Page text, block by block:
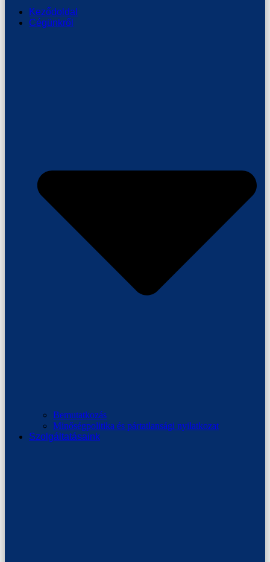
Keződoldal
Cégünkről
Bemutatkozás
Minőségpolitika és pártatlansági nyilatkozat
Szolgáltatásaink